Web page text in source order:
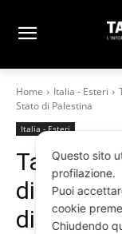
Home Italia - Esteri
Stato di Palestina
Italia - Esteri
Tajani:
di
Questo sito
profilazione.
Puoi
cookie
Chiudendo